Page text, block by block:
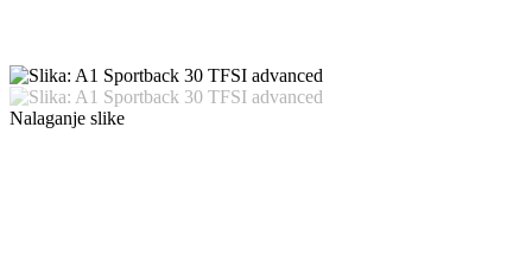
Nalaganje slike